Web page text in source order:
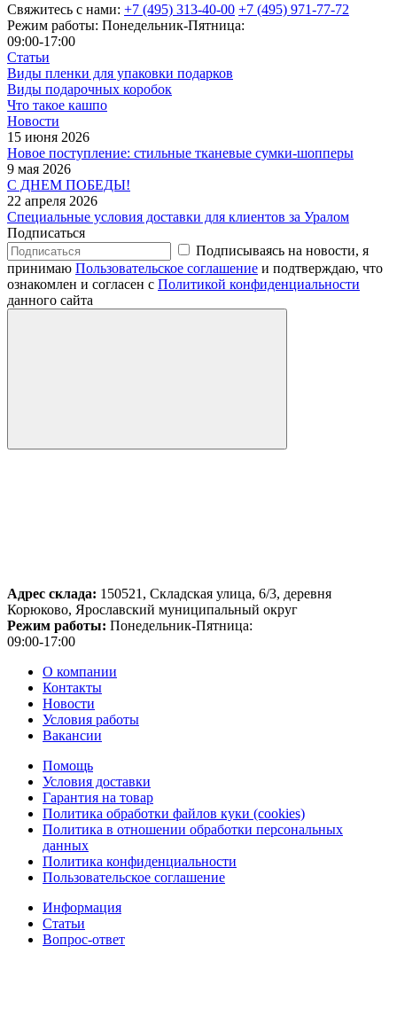
Свяжитесь с нами: +7 (495) 313-40-00 +7 (495) 971-77-72
Режим работы: Понедельник-Пятница:
09:00-17:00
Статьи
Виды пленки для упаковки подарков
Виды подарочных коробок
Что такое кашпо
Новости
15 июня 2026
Новое поступление: стильные тканевые сумки-шопперы
9 мая 2026
С ДНЕМ ПОБЕДЫ!
22 апреля 2026
Специальные условия доставки для клиентов за Уралом
Подписаться
Подписываясь на новости, я
принимаю Пользовательское соглашение и подтверждаю, что
ознакомлен и согласен с Политикой конфиденциальности
данного сайта
Адрес склада: 150521, Складская улица, 6/3, деревня
Корюково, Ярославский муниципальный округ
Режим работы: Понедельник-Пятница:
09:00-17:00
О компании
Контакты
Новости
Условия работы
Вакансии
Помощь
Условия доставки
Гарантия на товар
Политика обработки файлов куки (cookies)
Политика в отношении обработки персональных
данных
Политика конфиденциальности
Пользовательское соглашение
Информация
Статьи
Вопрос-ответ